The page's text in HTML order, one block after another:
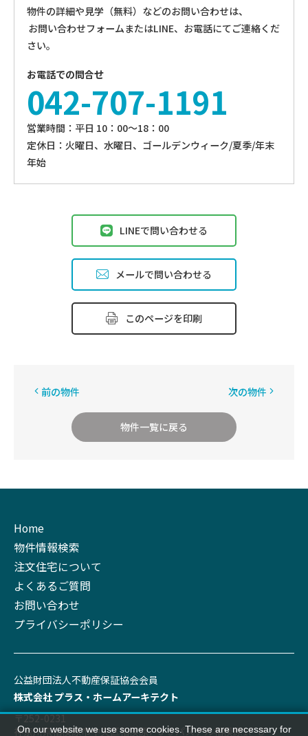
物件の詳細や見学（無料）などのお問い合わせは、
お問い合わせフォームまたはLINE、お電話にてご連絡くだ
さい。
お電話での問合せ
042-707-1191
営業時間：平⽇ 10：00〜18：00
定休⽇：火曜日、⽔曜⽇、ゴールデンウィーク/夏季/年末
年始
LINEで問い合わせる
メールで問い合わせる
このページを印刷
前の物件
物件一覧に戻る
次の物件
Home
物件情報検索
注文住宅について
よくあるご質問
お問い合わせ
プライバシーポリシー
公益財団法⼈不動産保証協会会員
株式会社 プラス‧ホームアーキテクト
〒252-0231
神奈川県相模原市中央区相模原7-8-3 パステル相模原1F-B
On our website we use some cookies. These are necessary for